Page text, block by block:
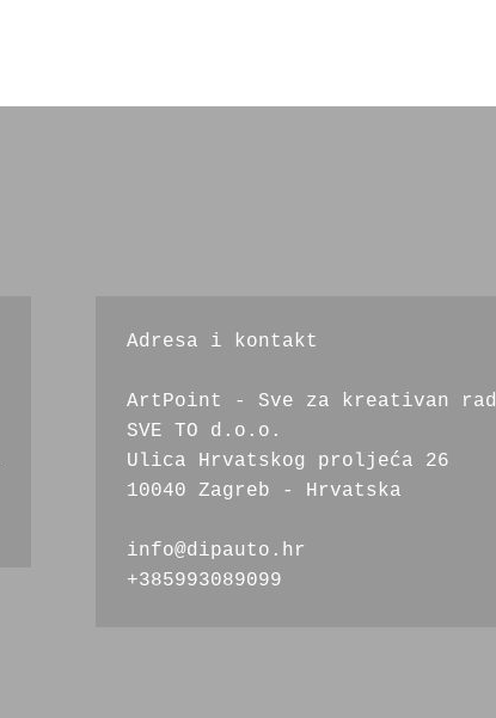
Adresa i kontakt
ArtPoint - Sve za kreativan rad
SVE TO d.o.o.
Ulica Hrvatskog proljeća 26
10040 Zagreb - Hrvatska
info@dipauto.hr
+385993089099